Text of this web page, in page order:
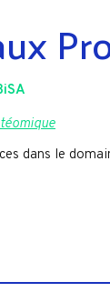
dans le